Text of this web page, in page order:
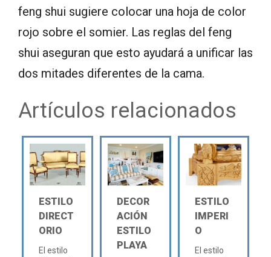
feng shui sugiere colocar una hoja de color
rojo sobre el somier. Las reglas del feng
shui aseguran que esto ayudará a unificar las
dos mitades diferentes de la cama.
Artículos relacionados
ESTILO
DIRECT
ORIO
El estilo
DECOR
ACIÓN
ESTILO
PLAYA
ESTILO
IMPERI
O
El estilo